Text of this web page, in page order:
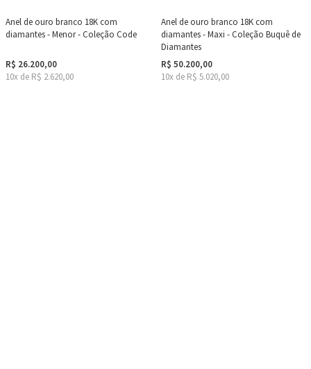
Anel de ouro branco 18K com
diamantes - Menor - Coleção Code
R$ 26.200,00
10x de R$ 2.620,00
Anel de ouro branco 18K com
diamantes - Maxi - Coleção Buquê de
Diamantes
R$ 50.200,00
10x de R$ 5.020,00